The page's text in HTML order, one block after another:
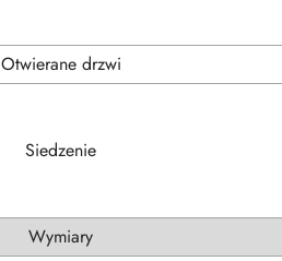
Otwierane drzwi
Siedzenie
Wymiary